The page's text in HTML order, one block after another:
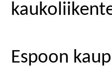
Espoon